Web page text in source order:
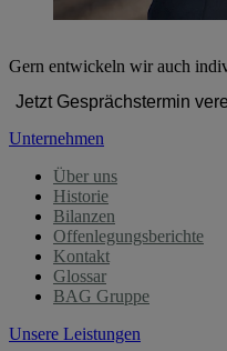
Gern entwickeln wir auch
Jetzt Gesprächstermin
Unternehmen
Über uns
Historie
Bilanzen
Offenlegungsberichte
Kontakt
Glossar
BAG Gruppe
Unsere Leistungen